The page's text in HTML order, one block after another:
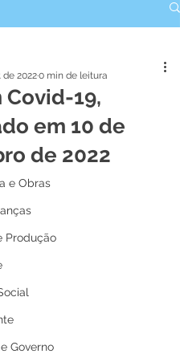
e Obras
Produção
Governo
19,
em 10 de
de 2022
de 20220 min de leitura